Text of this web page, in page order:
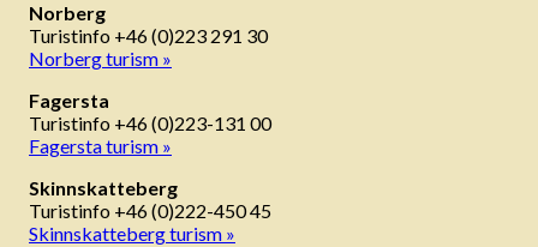
Norberg
Turistinfo +46 (0)223 291 30
Norberg turism »
Fagersta
Turistinfo +46 (0)223-131 00
Fagersta turism »
Skinnskatteberg
Turistinfo +46 (0)222-450 45
Skinnskatteberg turism »